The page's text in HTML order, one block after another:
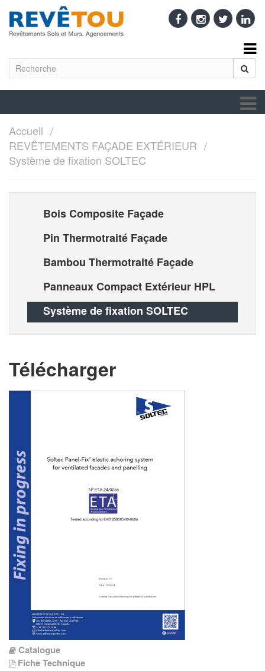
Accueil
REVÊTEMENTS FAÇADE EXTÉRIEUR
Système de fixation SOLTEC
Bois Composite Façade
Pin Thermotraité Façade
Bambou Thermotraité Façade
Panneaux Compact Extérieur HPL
Système de fixation SOLTEC
Télécharger
Catalogue
Fiche Technique